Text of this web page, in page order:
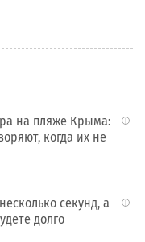
i
на пляже Крыма:
когда их не
i
секунд, а
долго